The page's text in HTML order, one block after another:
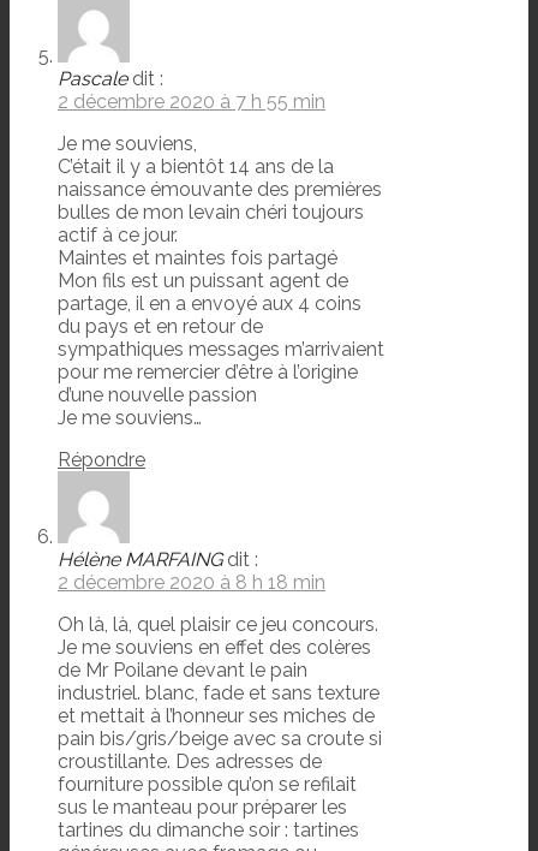
Pascale dit :
2 décembre 2020 à 7 h 55 min
Je me souviens,
C’était il y a bientôt 14 ans de la
naissance émouvante des premières
bulles de mon levain chéri toujours
actif à ce jour.
Maintes et maintes fois partagé
Mon fils est un puissant agent de
partage, il en a envoyé aux 4 coins
du pays et en retour de
sympathiques messages m’arrivaient
pour me remercier d’être à l’origine
d’une nouvelle passion
Je me souviens…
Répondre
Hélène MARFAING dit :
2 décembre 2020 à 8 h 18 min
Oh là, là, quel plaisir ce jeu concours.
Je me souviens en effet des colères
de Mr Poilane devant le pain
industriel. blanc, fade et sans texture
et mettait à l’honneur ses miches de
pain bis/gris/beige avec sa croute si
croustillante. Des adresses de
fourniture possible qu’on se refilait
sus le manteau pour préparer les
tartines du dimanche soir : tartines